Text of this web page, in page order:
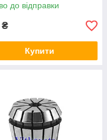
до відправки
₴
Купити